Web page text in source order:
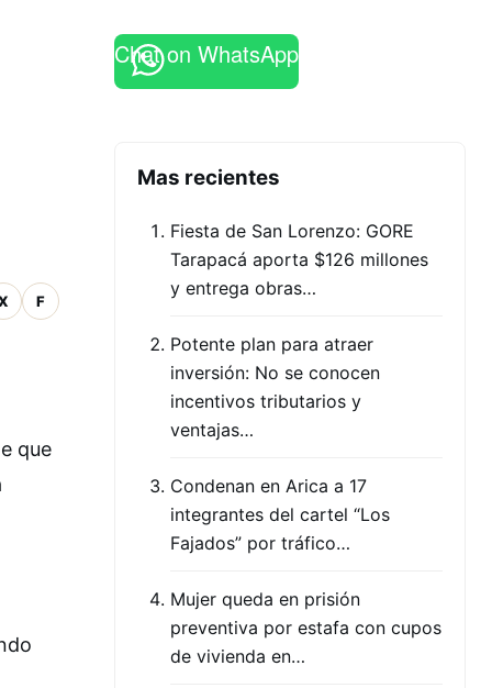
F
que
Chat on WhatsApp
Mas recientes
Fiesta de San Lorenzo: GORE
Tarapacá aporta $126 millones
y entrega obras…
Potente plan para atraer
inversión: No se conocen
incentivos tributarios y
ventajas…
Condenan en Arica a 17
integrantes del cartel “Los
Fajados” por tráfico…
Mujer queda en prisión
preventiva por estafa con cupos
de vivienda en…